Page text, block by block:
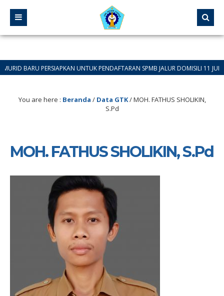
PERSIAPKAN UNTUK PENDAFTARAN SPMB JALUR DOMISILI 11 JUNI 2026
You are here : Beranda / Data GTK/MOH. FATHUS SHOLIKIN,
S.Pd
MOH. FATHUS SHOLIKIN, S.Pd